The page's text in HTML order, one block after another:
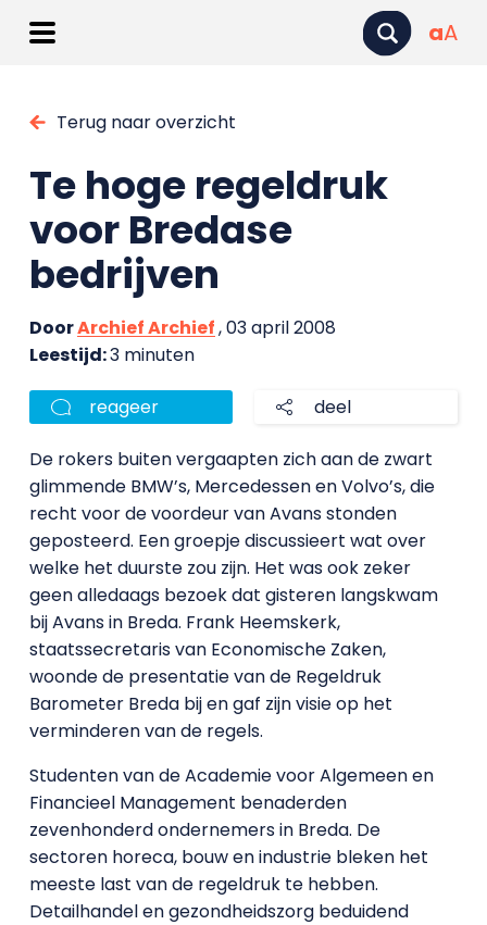
aA
Terug naar overzicht
Te hoge regeldruk
voor Bredase
bedrijven
DoorArchief Archief, 03 april 2008
Leestijd:3 minuten
reageer deel
De rokers buiten vergaapten zich aan de zwart
glimmende BMW’s, Mercedessen en Volvo’s, die
recht voor de voordeur van Avans stonden
geposteerd. Een groepje discussieert wat over
welke het duurste zou zijn. Het was ook zeker
geen alledaags bezoek dat gisteren langskwam
bij Avans in Breda. Frank Heemskerk,
staatssecretaris van Economische Zaken,
woonde de presentatie van de Regeldruk
Barometer Breda bij en gaf zijn visie op het
verminderen van de regels.
Studenten van de Academie voor Algemeen en
Financieel Management benaderden
zevenhonderd ondernemers in Breda. De
sectoren horeca, bouw en industrie bleken het
meeste last van de regeldruk te hebben.
Detailhandel en gezondheidszorg beduidend